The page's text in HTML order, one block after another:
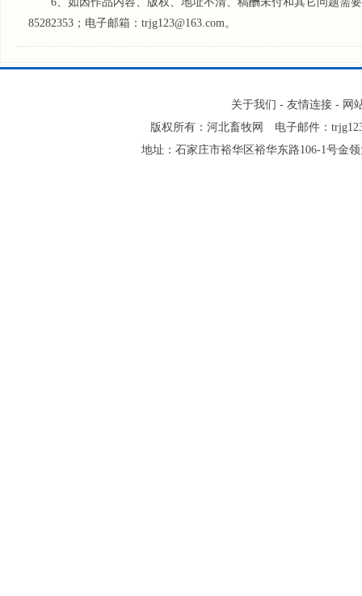
85282353；电子邮箱：trjg123@163.com。
关于我们 - 友情连接 - 网
版权所有：河北畜牧网 电子邮件：
地址：石家庄市裕华区裕华东路106-1号金领